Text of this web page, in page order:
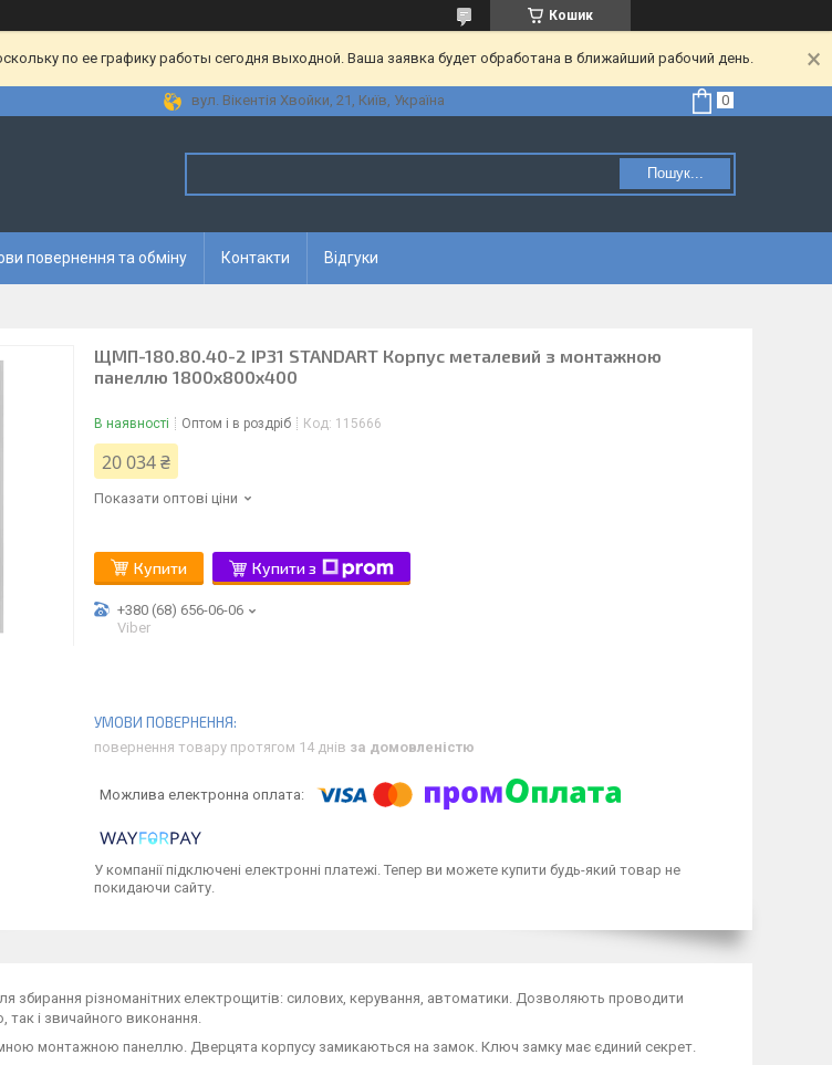
Кошик
по ее графику работы сегодня выходной. Ваша заявка будет обработана в ближайший рабочий день.
вул. Вікентія Хвойки, 21, Київ, Україна
Пошук...
повернення та обміну Контакти Відгуки
ЩМП-180.80.40-2 IP31 STANDART Корпус металевий з монтажною
панеллю 1800х800х400
В наявності Оптом і в роздріб Код: 115666
20 034 ₴
Показати оптові ціни
Купити Купити з
+380 (68) 656-06-06
Viber
повернення товару протягом 14 днів за домовленістю
У компанії підключені електронні платежі. Тепер ви можете купити будь-який товар не
покидаючи сайту.
різноманітних електрощитів: силових, керування, автоматики. Дозволяють проводити
і звичайного виконання.
монтажною панеллю. Дверцята корпусу замикаються на замок. Ключ замку має єдиний секрет.